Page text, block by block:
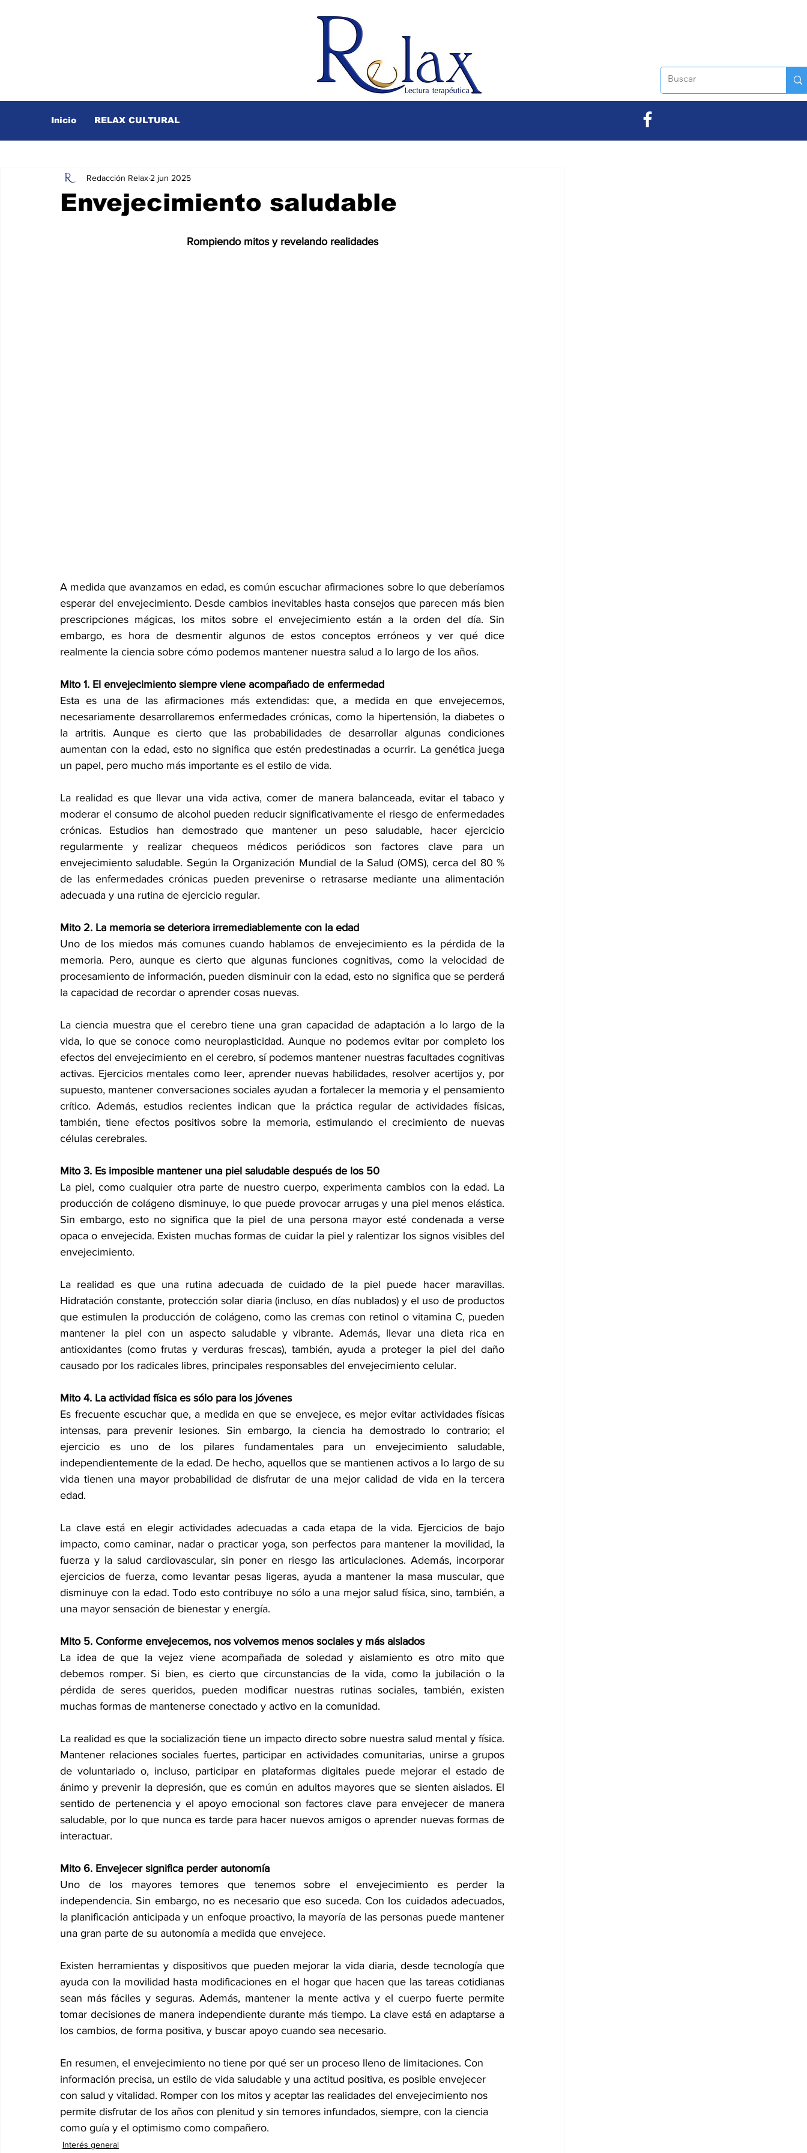
Inicio RELAX CULTURAL
Envejecimiento saludable
Redacción Relax 2 jun 2025
Rompiendo mitos y revelando realidades
A medida que avanzamos en edad, es común escuchar afirmaciones sobre lo que deberíamos
esperar del envejecimiento. Desde cambios inevitables hasta consejos que parecen más bien
prescripciones mágicas, los mitos sobre el envejecimiento están a la orden del día. Sin
embargo, es hora de desmentir algunos de estos conceptos erróneos y ver qué dice
realmente la ciencia sobre cómo podemos mantener nuestra salud a lo largo de los años.
Mito 1. El envejecimiento siempre viene acompañado de enfermedad
Esta es una de las afirmaciones más extendidas: que, a medida en que envejecemos,
necesariamente desarrollaremos enfermedades crónicas, como la hipertensión, la diabetes o
la artritis. Aunque es cierto que las probabilidades de desarrollar algunas condiciones
aumentan con la edad, esto no significa que estén predestinadas a ocurrir. La genética juega
un papel, pero mucho más importante es el estilo de vida.
La realidad es que llevar una vida activa, comer de manera balanceada, evitar el tabaco y
moderar el consumo de alcohol pueden reducir significativamente el riesgo de enfermedades
crónicas. Estudios han demostrado que mantener un peso saludable, hacer ejercicio
regularmente y realizar chequeos médicos periódicos son factores clave para un
envejecimiento saludable. Según la Organización Mundial de la Salud (OMS), cerca del 80 %
de las enfermedades crónicas pueden prevenirse o retrasarse mediante una alimentación
adecuada y una rutina de ejercicio regular.
Mito 2. La memoria se deteriora irremediablemente con la edad
Uno de los miedos más comunes cuando hablamos de envejecimiento es la pérdida de la
memoria. Pero, aunque es cierto que algunas funciones cognitivas, como la velocidad de
procesamiento de información, pueden disminuir con la edad, esto no significa que se perderá
la capacidad de recordar o aprender cosas nuevas.
La ciencia muestra que el cerebro tiene una gran capacidad de adaptación a lo largo de la
vida, lo que se conoce como neuroplasticidad. Aunque no podemos evitar por completo los
efectos del envejecimiento en el cerebro, sí podemos mantener nuestras facultades cognitivas
activas. Ejercicios mentales como leer, aprender nuevas habilidades, resolver acertijos y, por
supuesto, mantener conversaciones sociales ayudan a fortalecer la memoria y el pensamiento
crítico. Además, estudios recientes indican que la práctica regular de actividades físicas,
también, tiene efectos positivos sobre la memoria, estimulando el crecimiento de nuevas
células cerebrales.
Mito 3. Es imposible mantener una piel saludable después de los 50
La piel, como cualquier otra parte de nuestro cuerpo, experimenta cambios con la edad. La
producción de colágeno disminuye, lo que puede provocar arrugas y una piel menos elástica.
Sin embargo, esto no significa que la piel de una persona mayor esté condenada a verse
opaca o envejecida. Existen muchas formas de cuidar la piel y ralentizar los signos visibles del
envejecimiento.
La realidad es que una rutina adecuada de cuidado de la piel puede hacer maravillas.
Hidratación constante, protección solar diaria (incluso, en días nublados) y el uso de productos
que estimulen la producción de colágeno, como las cremas con retinol o vitamina C, pueden
mantener la piel con un aspecto saludable y vibrante. Además, llevar una dieta rica en
antioxidantes (como frutas y verduras frescas), también, ayuda a proteger la piel del daño
causado por los radicales libres, principales responsables del envejecimiento celular.
Mito 4. La actividad física es sólo para los jóvenes
Es frecuente escuchar que, a medida en que se envejece, es mejor evitar actividades físicas
intensas, para prevenir lesiones. Sin embargo, la ciencia ha demostrado lo contrario; el
ejercicio es uno de los pilares fundamentales para un envejecimiento saludable,
independientemente de la edad. De hecho, aquellos que se mantienen activos a lo largo de su
vida tienen una mayor probabilidad de disfrutar de una mejor calidad de vida en la tercera
edad.
La clave está en elegir actividades adecuadas a cada etapa de la vida. Ejercicios de bajo
impacto, como caminar, nadar o practicar yoga, son perfectos para mantener la movilidad, la
fuerza y la salud cardiovascular, sin poner en riesgo las articulaciones. Además, incorporar
ejercicios de fuerza, como levantar pesas ligeras, ayuda a mantener la masa muscular, que
disminuye con la edad. Todo esto contribuye no sólo a una mejor salud física, sino, también, a
una mayor sensación de bienestar y energía.
Mito 5. Conforme envejecemos, nos volvemos menos sociales y más aislados
La idea de que la vejez viene acompañada de soledad y aislamiento es otro mito que
debemos romper. Si bien, es cierto que circunstancias de la vida, como la jubilación o la
pérdida de seres queridos, pueden modificar nuestras rutinas sociales, también, existen
muchas formas de mantenerse conectado y activo en la comunidad.
La realidad es que la socialización tiene un impacto directo sobre nuestra salud mental y física.
Mantener relaciones sociales fuertes, participar en actividades comunitarias, unirse a grupos
de voluntariado o, incluso, participar en plataformas digitales puede mejorar el estado de
ánimo y prevenir la depresión, que es común en adultos mayores que se sienten aislados. El
sentido de pertenencia y el apoyo emocional son factores clave para envejecer de manera
saludable, por lo que nunca es tarde para hacer nuevos amigos o aprender nuevas formas de
interactuar.
Mito 6. Envejecer significa perder autonomía
Uno de los mayores temores que tenemos sobre el envejecimiento es perder la
independencia. Sin embargo, no es necesario que eso suceda. Con los cuidados adecuados,
la planificación anticipada y un enfoque proactivo, la mayoría de las personas puede mantener
una gran parte de su autonomía a medida que envejece.
Existen herramientas y dispositivos que pueden mejorar la vida diaria, desde tecnología que
ayuda con la movilidad hasta modificaciones en el hogar que hacen que las tareas cotidianas
sean más fáciles y seguras. Además, mantener la mente activa y el cuerpo fuerte permite
tomar decisiones de manera independiente durante más tiempo. La clave está en adaptarse a
los cambios, de forma positiva, y buscar apoyo cuando sea necesario.
En resumen, el envejecimiento no tiene por qué ser un proceso lleno de limitaciones. Con
información precisa, un estilo de vida saludable y una actitud positiva, es posible envejecer
con salud y vitalidad. Romper con los mitos y aceptar las realidades del envejecimiento nos
permite disfrutar de los años con plenitud y sin temores infundados, siempre, con la ciencia
como guía y el optimismo como compañero.
Interés general